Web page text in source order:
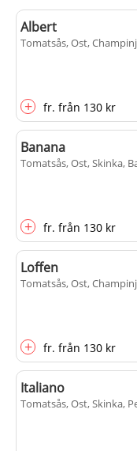
Albert
Tomatsås, Ost,
+ fr. från 130 kr
Banana
Tomatsås, Ost, Skinka,
+ fr. från 130 kr
Loffen
Tomatsås, Ost,
+ fr. från 130 kr
Italiano
Tomatsås, Ost, Skinka,